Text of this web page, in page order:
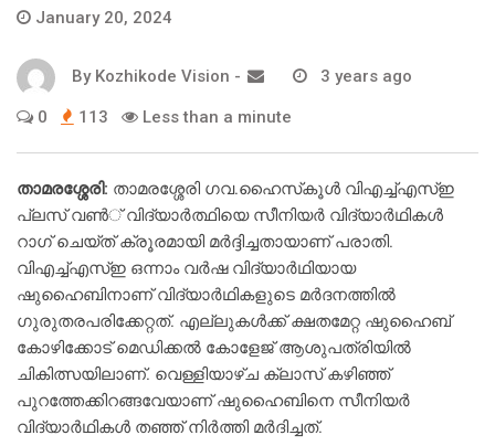
January 20, 2024
By Kozhikode Vision - 3 years ago
0 113 Less than a minute
താമരശ്ശേരി: താമരശ്ശേരി ഗവ.ഹൈസ്‌കൂള്‍ വിഎച്ച്എസ്ഇ
പ്ലസ് വണ്‍് വിദ്യാര്‍ത്ഥിയെ സീനിയര്‍ വിദ്യാര്‍ഥികള്‍
റാഗ് ചെയ്ത് ക്രൂരമായി മര്‍ദ്ദിച്ചതായാണ് പരാതി.
വിഎച്ച്എസ്ഇ ഒന്നാം വര്‍ഷ വിദ്യാര്‍ഥിയായ
ഷുഹൈബിനാണ് വിദ്യാര്‍ഥികളുടെ മര്‍ദനത്തില്‍
ഗുരുതരപരിക്കേറ്റത്. എല്ലുകള്‍ക്ക് ക്ഷതമേറ്റ ഷുഹൈബ്
കോഴിക്കോട് മെഡിക്കല്‍ കോളേജ് ആശുപത്രിയില്‍
ചികിത്സയിലാണ്. വെള്ളിയാഴ്ച ക്ലാസ് കഴിഞ്ഞ്
പുറത്തേക്കിറങ്ങവേയാണ് ഷുഹൈബിനെ സീനിയര്‍
വിദ്യാര്‍ഥികള്‍ തഞ്ഞ് നിര്‍ത്തി മര്‍ദിച്ചത്.